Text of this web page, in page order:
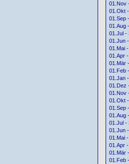
01.Nov
01.Okt
01.Sep
01.Aug
01.Jul -
01.Jun
01.Mai
01.Apr
01.Mär
01.Feb
01.Jan
01.Dez
01.Nov
01.Okt
01.Sep
01.Aug
01.Jul -
01.Jun
01.Mai
01.Apr
01.Mär
01.Feb